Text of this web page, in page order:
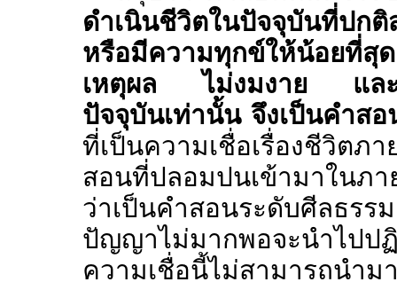
ดำเนินชีวิตในปัจจุบันที่ปก
หรือมีความทุกข์ให้น้อยที่
เหตุผล ไม่งมงาย และจ
ปัจจุบันเท่านั้น จึงเป็นคำส
ที่เป็นความเชื่อเรื่องชีวิต
สอนที่ปลอมปนเข้ามาในภ
ว่าเป็นคำสอนระดับศีลธร
ปัญญาไม่มากพอจะนำไป
ความเชื่อนี้ไม่สามารถนำ